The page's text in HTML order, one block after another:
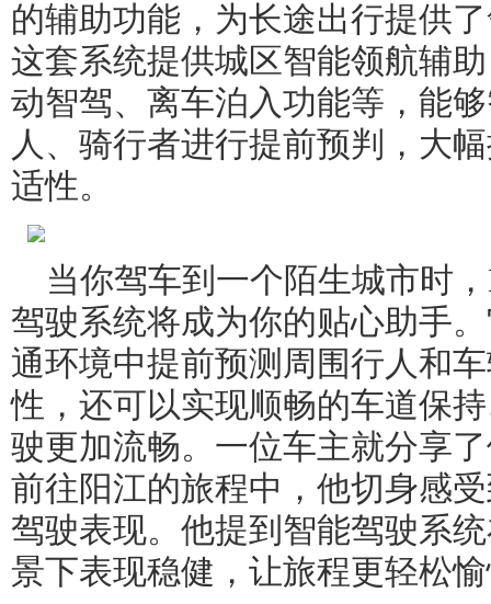
的辅助功能，为长途出行提供
这套系统提供城区智能领航辅
动智驾、离车泊入功能等，能
人、骑行者进行提前预判，大
适性。
当你驾车到一个陌生城市时
驾驶系统将成为你的贴心助手
通环境中提前预测周围行人和
性，还可以实现顺畅的车道保
驶更加流畅。一位车主就分享
前往阳江的旅程中，他切身感
驾驶表现。他提到智能驾驶系
景下表现稳健，让旅程更轻松